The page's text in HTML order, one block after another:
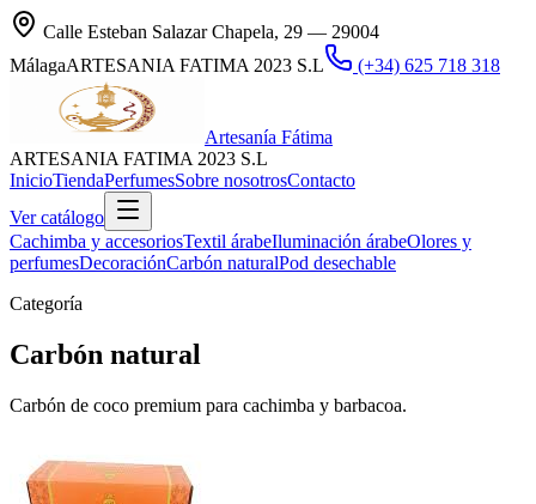
Calle Esteban Salazar Chapela, 29 — 29004
MálagaARTESANIA FATIMA 2023 S.L (+34) 625 718 318
Artesanía Fátima
ARTESANIA FATIMA 2023 S.L
InicioTiendaPerfumesSobre nosotrosContacto
Ver catálogo
Cachimba y accesoriosTextil árabeIluminación árabeOlores y
perfumesDecoraciónCarbón naturalPod desechable
Categoría
Carbón natural
Carbón de coco premium para cachimba y barbacoa.